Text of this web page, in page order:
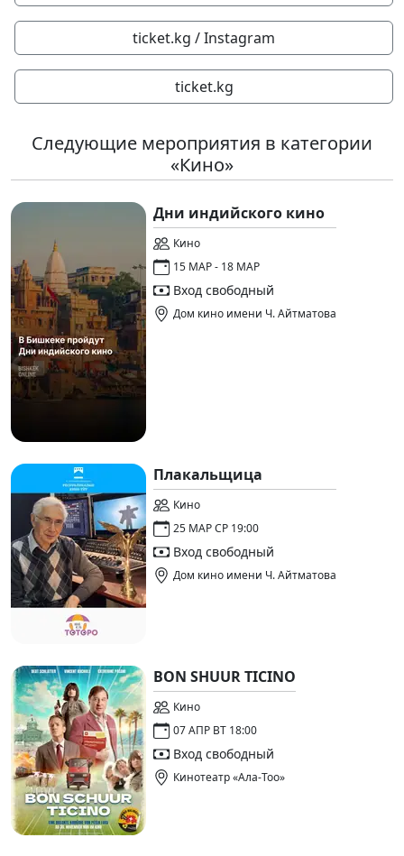
ticket.kg / Instagram
ticket.kg
Следующие мероприятия в категории
«Кино»
Дни индийского кино
Кино
15 МАР - 18 МАР
Вход свободный
Дом кино имени Ч. Айтматова
Плакальщица
Кино
25 МАР СР 19:00
Вход свободный
Дом кино имени Ч. Айтматова
BON SHUUR TICINO
Кино
07 АПР ВТ 18:00
Вход свободный
Кинотеатр «Ала-Тоо»